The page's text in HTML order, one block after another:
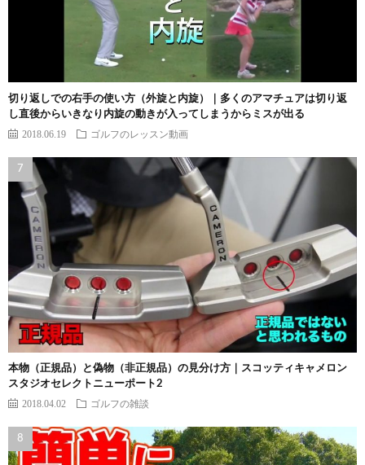
切り返しでの右手の使い方（外旋と内旋）｜多くのアマチュアは切り返
し直後からいきなり内旋の動きが入ってしまうからミスが出る
2018.06.19 ゴルフのレッスン動画
本物（正規品）と偽物（非正規品）の見分け方｜スコッティキャメロン
スタジオセレクトニューポート2
2018.04.02 ゴルフの雑談